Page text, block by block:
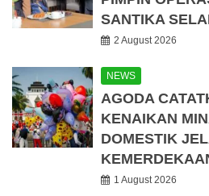
SANTIKA
2 August 2026
NEWS
AGODA
KENAIKAN
DOMESTIK
1 August 2026